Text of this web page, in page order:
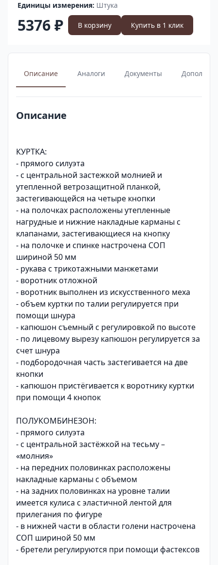
Единицы измерения: Штука
5376 ₽ В корзину Купить в 1 клик
Описание Аналоги Документы
Описание
КУРТКА:
- прямого силуэта
- с центральной застежкой молнией и
утепленной ветрозащитной планкой,
застегивающейся на четыре кнопки
- на полочках расположены утепленные
нагрудные и нижние накладные карманы с
клапанами, застегивающиеся на кнопку
- на полочке и спинке настрочена СОП
шириной 50 мм
- рукава с трикотажными манжетами
- воротник отложной
- воротник выполнен из искусственного меха
- объем куртки по талии регулируется при
помощи шнура
- капюшон съемный с регулировкой по высоте
- по лицевому вырезу капюшон регулируется за
счет шнура
- подбородочная часть застегивается на две
кнопки
- капюшон пристёгивается к воротнику куртки
при помощи 4 кнопок
ПОЛУКОМБИНЕЗОН:
- прямого силуэта
- с центральной застёжкой на тесьму –
«молния»
- на передних половинках расположены
накладные карманы с объемом
- на задних половинках на уровне талии
имеется кулиса с эластичной лентой для
прилегания по фигуре
- в нижней части в области голени настрочена
СОП шириной 50 мм
- бретели регулируются при помощи фастексов